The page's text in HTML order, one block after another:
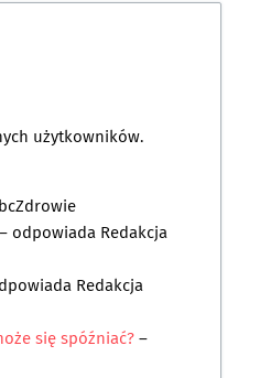
użytkowników.
– odpowiada Redakcja
Redakcja
się spóźniać?–